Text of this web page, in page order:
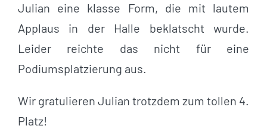
Julian eine klasse Form, die mit lautem
Applaus in der Halle beklatscht wurde.
Leider reichte das nicht für eine
Podiumsplatzierung aus.
Wir gratulieren Julian trotzdem zum tollen 4.
Platz!